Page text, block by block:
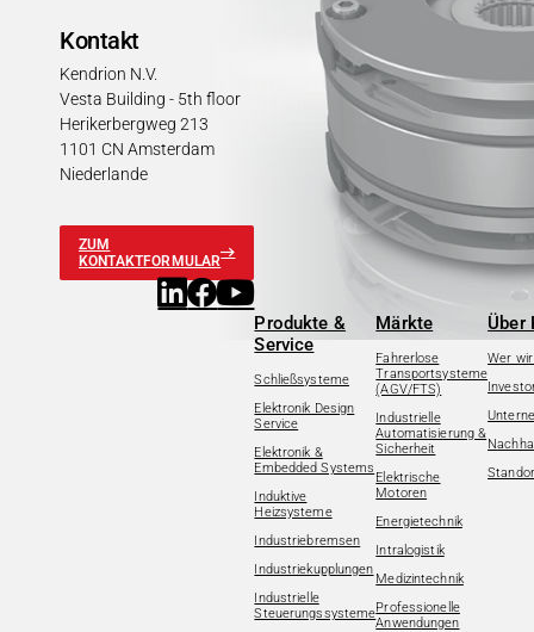
Kontakt
Kendrion N.V.
Vesta Building - 5th floor
Herikerbergweg 213
1101 CN Amsterdam
Niederlande
ZUM
KONTAKTFORMULAR
Produkte &
Service
Schließsysteme
Elektronik Design
Service
Elektronik &
Embedded Systems
Induktive
Heizsysteme
Industriebremsen
Industriekupplungen
Industrielle
Steuerungssysteme
Märkte
Fahrerlose
Transportsysteme
(AGV/FTS)
Industrielle
Automatisierung &
Sicherheit
Elektrische
Motoren
Energietechnik
Intralogistik
Medizintechnik
Professionelle
Anwendungen
Über
Wer